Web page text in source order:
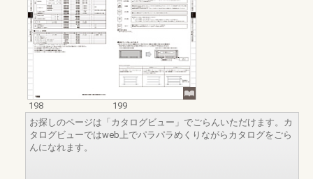
198
199
お探しのページは「カタログビュー」でごらんいただけます。カ
タログビューではweb上でパラパラめくりながらカタログをごら
んになれます。